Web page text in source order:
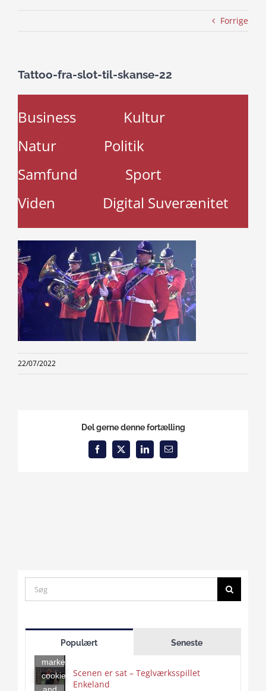
Forrige
Tattoo-fra-slot-til-skanse-22
Business
Kultur
Natur
Politik
Samfund
Sport
Viden
Digital Suverænitet
22/07/2022
Del gerne denne fortælling
Facebook
X LinkedInEmail
Search
for:
Populært Seneste
accept
marketing
cookies
Scenen er sat – Teglværksspillet
Enkeland
Click